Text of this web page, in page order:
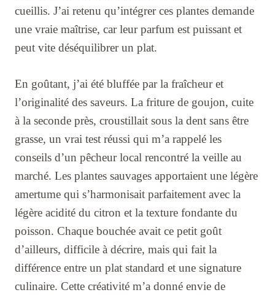
cueillis. J’ai retenu qu’intégrer ces plantes demande
une vraie maîtrise, car leur parfum est puissant et
peut vite déséquilibrer un plat.
En goûtant, j’ai été bluffée par la fraîcheur et
l’originalité des saveurs. La friture de goujon, cuite
à la seconde près, croustillait sous la dent sans être
grasse, un vrai test réussi qui m’a rappelé les
conseils d’un pêcheur local rencontré la veille au
marché. Les plantes sauvages apportaient une légère
amertume qui s’harmonisait parfaitement avec la
légère acidité du citron et la texture fondante du
poisson. Chaque bouchée avait ce petit goût
d’ailleurs, difficile à décrire, mais qui fait la
différence entre un plat standard et une signature
culinaire. Cette créativité m’a donné envie de